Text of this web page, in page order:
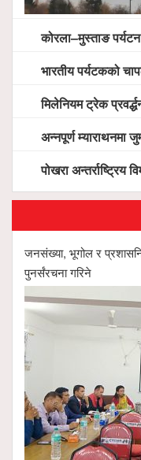
कोरला–मुस्ताङ पर्यटन विकासलाई
भारतीय पर्यटकको
मिलेनियम ट्रेक प्रवर्द्धनमा
अन्नपूर्ण म्याराथनमा जुम्लाको
पोखरा अन्तर्राष्ट्रिय विमानस्थलमा फ्लाई
जनसंख्या, भूगोल र
पुनर्संरचना गरिने